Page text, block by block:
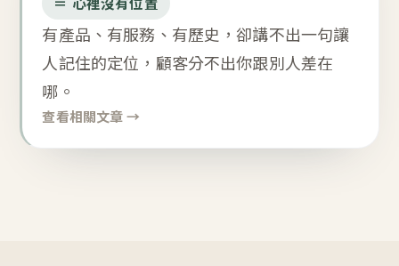
有產品、有服務、有歷史，卻講不出一句讓
人記住的定位，顧客分不出你跟別人差在
哪。
查看相關文章 →